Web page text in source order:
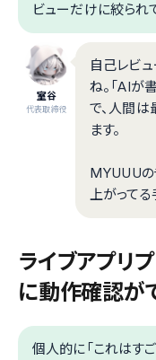
ビューだけに絞られ
室谷
代表取締役
自己レビ
ね。「AIが
で、人間
ます。
MYUUUの
上がってる
ライブアプリ
に動作確認が
個人的に「これはす